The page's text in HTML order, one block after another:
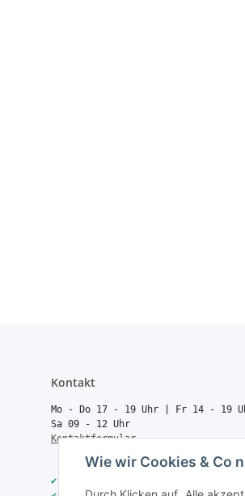
Wie wir Cookies & Co
Kontakt
Mo - Do 17 - 19 Uhr | Fr 14 - 19
Sa 09 - 12 Uhr
Kontaktformular
✔